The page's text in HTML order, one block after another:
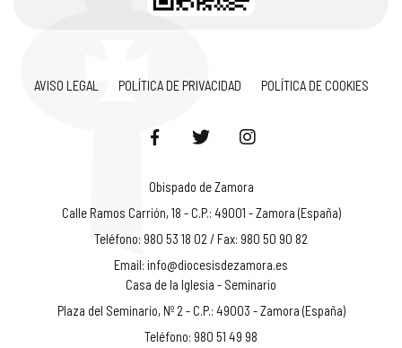
AVISO LEGAL POLÍTICA DE PRIVACIDAD POLÍTICA DE COOKIES
Obispado de Zamora
Calle Ramos Carrión, 18 - C.P.: 49001 - Zamora (España)
Teléfono: 980 53 18 02 / Fax: 980 50 90 82
Email: info@diocesisdezamora.es
Casa de la Iglesia - Seminario
Plaza del Seminario, Nº 2 - C.P.: 49003 - Zamora (España)
Teléfono: 980 51 49 98